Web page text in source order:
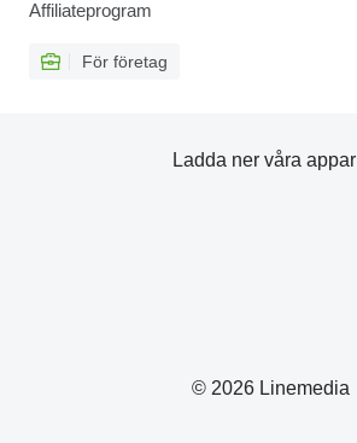
Affiliateprogram
För företag
© 2026 Linemedia
Ladda ner våra appar